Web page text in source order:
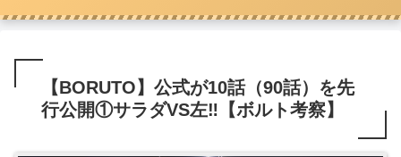
【BORUTO】公式が10話（90話）を先
行公開①サラダVS左‼【ボルト考察】